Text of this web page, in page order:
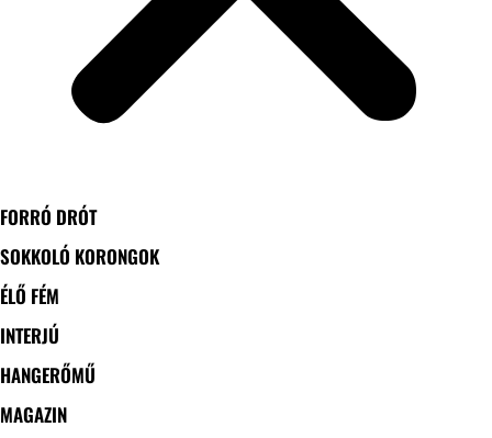
FORRÓ DRÓT
SOKKOLÓ KORONGOK
ÉLŐ FÉM
INTERJÚ
HANGERŐMŰ
MAGAZIN